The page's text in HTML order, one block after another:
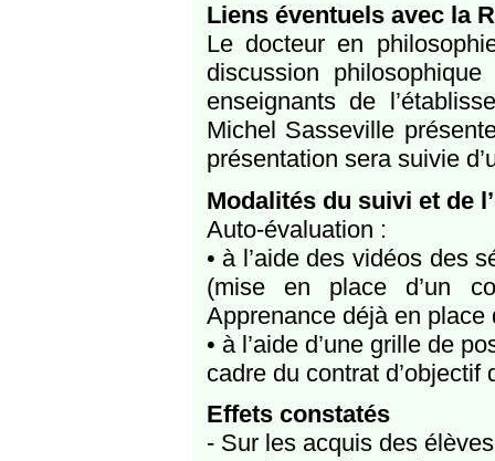
Liens éventuels avec la
Le docteur en
discussion
enseignants de
Michel Sasseville
présentation sera suivie
Modalités du suivi et de
Auto-évaluation :
• à l’aide des vidéos des
(mise en place d’un
Apprenance déjà en place
• à l’aide d’une grille de
cadre du contrat d’objectif
Effets constatés
- Sur les acquis des